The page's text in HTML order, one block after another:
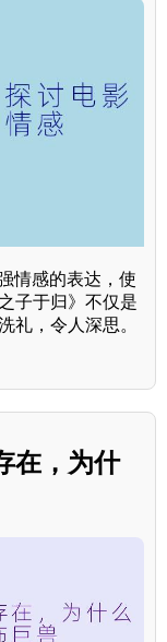
情感的表达，使
子于归》不仅是
礼，令人深思。
在，为什